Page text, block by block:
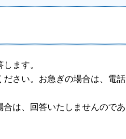
ます。
さい。お急ぎの場合は、電話
は、回答いたしませんのであ